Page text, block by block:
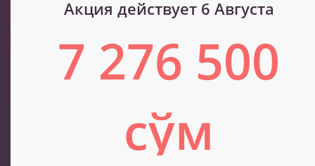
Акция действует 6 Августа
7 276 500
сўм